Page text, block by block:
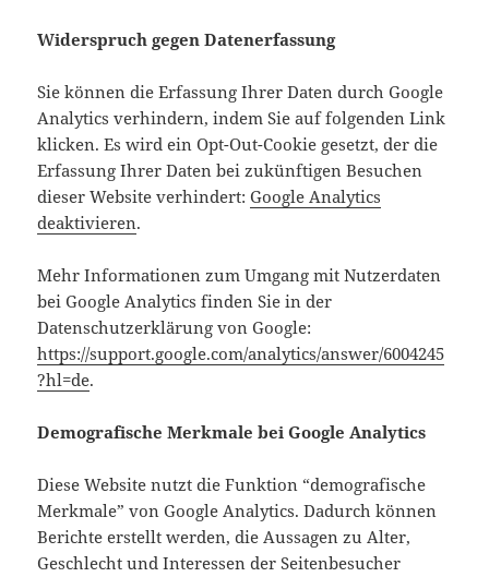
Widerspruch gegen Datenerfassung
Sie können die Erfassung Ihrer Daten durch Google
Analytics verhindern, indem Sie auf folgenden Link
klicken. Es wird ein Opt-Out-Cookie gesetzt, der die
Erfassung Ihrer Daten bei zukünftigen Besuchen
dieser Website verhindert:Google Analytics
deaktivieren.
Mehr Informationen zum Umgang mit Nutzerdaten
bei Google Analytics finden Sie in der
Datenschutzerklärung von Google:
https://support.google.com/analytics/answer/6004245
?hl=de.
Demografische Merkmale bei Google Analytics
Diese Website nutzt die Funktion “demografische
Merkmale” von Google Analytics. Dadurch können
Berichte erstellt werden, die Aussagen zu Alter,
Geschlecht und Interessen der Seitenbesucher